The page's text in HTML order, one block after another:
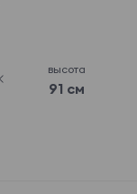
высота
91 см